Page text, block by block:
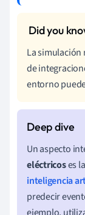
La simulación
de
entorno
Un aspecto
eléctricoses
inteligencia
predecir
ejemplo,